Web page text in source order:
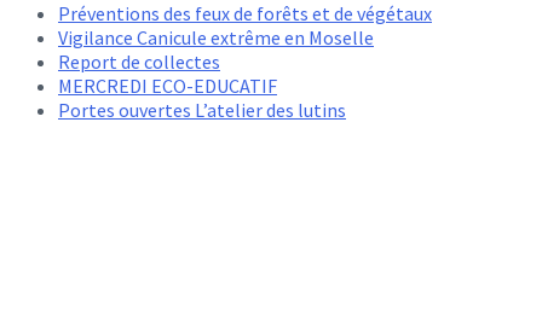
Préventions des feux de forêts et de végétaux
Vigilance Canicule extrême en Moselle
Report de collectes
MERCREDI ECO-EDUCATIF
Portes ouvertes L’atelier des lutins